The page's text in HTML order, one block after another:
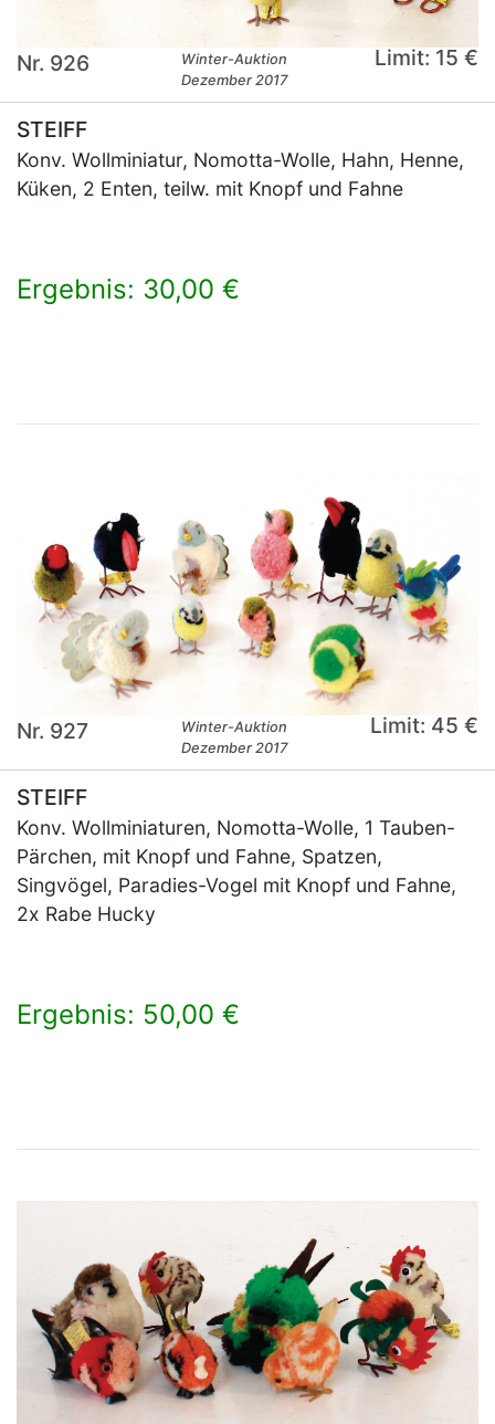
Nr. 926
Winter-Auktion
Dezember 2017
Limit: 15 €
STEIFF
Konv. Wollminiatur, Nomotta-Wolle, Hahn, Henne,
Küken, 2 Enten, teilw. mit Knopf und Fahne
Ergebnis: 30,00 €
Nr. 927
Winter-Auktion
Dezember 2017
Limit: 45 €
STEIFF
Konv. Wollminiaturen, Nomotta-Wolle, 1 Tauben-
Pärchen, mit Knopf und Fahne, Spatzen,
Singvögel, Paradies-Vogel mit Knopf und Fahne,
2x Rabe Hucky
Ergebnis: 50,00 €